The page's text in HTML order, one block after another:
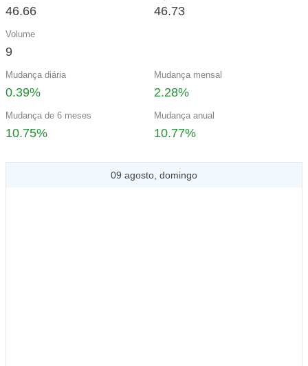
46.66 46.73
Volume
9
Mudança diária
0.39%
Mudança mensal
2.28%
Mudança de 6 meses
10.75%
Mudança anual
10.77%
09 agosto, domingo